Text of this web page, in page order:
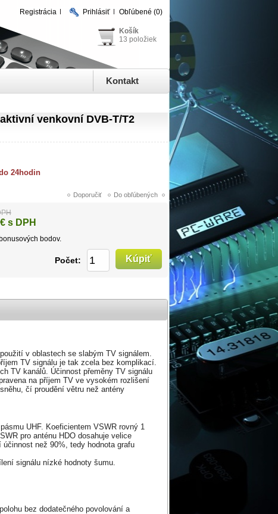
Registrácia Prihlásiť Obľúbené (0)
Košík
13 položiek
Kontakt
venkovní DVB-T/T2
24hodin
€ s DPH
bodov.
Počet:
v oblastech se slabým TV signálem.
TV signálu je tak zcela bez komplikací.
TV kanálů. Účinnost přeměny TV signálu
na příjem TV ve vysokém rozlišení
čí proudění větru než antény
UHF. Koeficientem VSWR rovný 1
pro anténu HDO dosahuje velice
než 90%, tedy hodnota grafu
signálu nízké hodnoty šumu.
bez dodatečného povolování a